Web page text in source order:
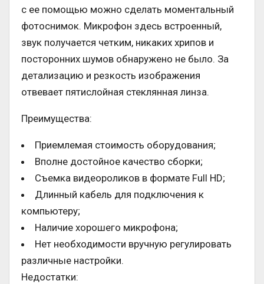
с ее помощью можно сделать моментальный
фотоснимок. Микрофон здесь встроенный,
звук получается четким, никаких хрипов и
посторонних шумов обнаружено не было. За
детализацию и резкость изображения
отвевает пятислойная стеклянная линза.
Преимущества:
Приемлемая стоимость оборудования;
Вполне достойное качество сборки;
Съемка видеороликов в формате Full HD;
Длинный кабель для подключения к
компьютеру;
Наличие хорошего микрофона;
Нет необходимости вручную регулировать
различные настройки.
Недостатки: